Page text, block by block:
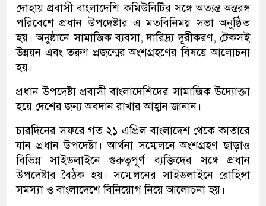
দোহায় প্রবাসী বাংলাদেশি কমিউনিটির সঙ্গে অত্যন্ত অন্তরঙ্গ
পরিবেশে প্রধান উপদেষ্টার এ মতবিনিময় সভা অনুষ্ঠিত
হয়। অনুষ্ঠানে সামাজিক ব্যবসা, দারিদ্র্য দূরীকরণ, টেকসই
উন্নয়ন এবং তরুণ প্রজন্মের অংশগ্রহণের বিষয়ে আলোচনা
হয়।
প্রধান উপদেষ্টা প্রবাসী বাংলাদেশিদের সামাজিক উদ্যোক্তা
হয়ে দেশের জন্য অবদান রাখার আহ্বান জানান।
চারদিনের সফরে গত ২১ এপ্রিল বাংলাদেশ থেকে কাতারে
যান প্রধান উপদেষ্টা। আর্থনা সম্মেলনে অংশগ্রহণ ছাড়াও
বিভিন্ন সাইডলাইনে গুরুত্বপূর্ণ ব্যক্তিদের সঙ্গে প্রধান
উপদেষ্টার বৈঠক হয়। সম্মেলনের সাইডলাইনে রোহিঙ্গা
সমস্যা ও বাংলাদেশে বিনিয়োগ নিয়ে আলোচনা হয়।